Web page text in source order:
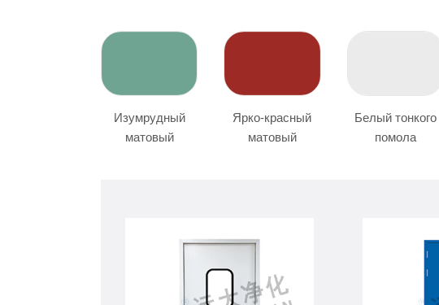
Изумрудный
матовый
Ярко-красный
матовый
Белый тонкого
помола